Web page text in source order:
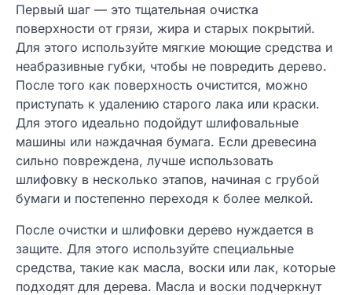
Первый шаг — это тщательная очистка
поверхности от грязи, жира и старых покрытий.
Для этого используйте мягкие моющие средства и
неабразивные губки, чтобы не повредить дерево.
После того как поверхность очистится, можно
приступать к удалению старого лака или краски.
Для этого идеально подойдут шлифовальные
машины или наждачная бумага. Если древесина
сильно повреждена, лучше использовать
шлифовку в несколько этапов, начиная с грубой
бумаги и постепенно переходя к более мелкой.
После очистки и шлифовки дерево нуждается в
защите. Для этого используйте специальные
средства, такие как масла, воски или лак, которые
подходят для дерева. Масла и воски подчеркнут